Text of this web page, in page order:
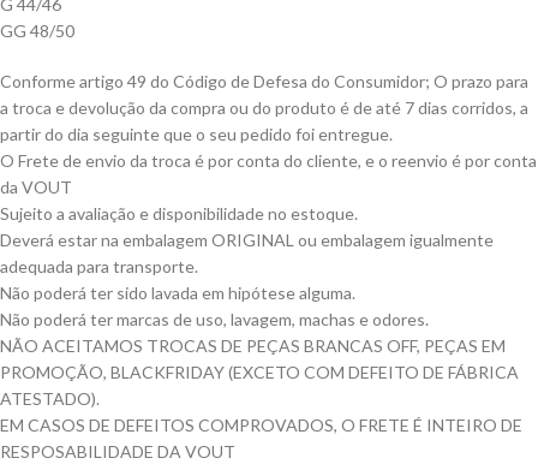
GG 48/50
Conforme artigo 49 do Código de Defesa do Consumidor; O prazo para
a troca e devolução da compra ou do produto é de até 7 dias corridos, a
partir do dia seguinte que o seu pedido foi entregue.
O Frete de envio da troca é por conta do cliente, e o reenvio é por conta
da VOUT
Sujeito a avaliação e disponibilidade no estoque.
Deverá estar na embalagem ORIGINAL ou embalagem igualmente
adequada para transporte.
Não poderá ter sido lavada em hipótese alguma.
Não poderá ter marcas de uso, lavagem, machas e odores.
NÃO ACEITAMOS TROCAS DE PEÇAS BRANCAS OFF, PEÇAS EM
PROMOÇÃO, BLACKFRIDAY (EXCETO COM DEFEITO DE FÁBRICA
ATESTADO).
EM CASOS DE DEFEITOS COMPROVADOS, O FRETE É INTEIRO DE
RESPOSABILIDADE DA VOUT